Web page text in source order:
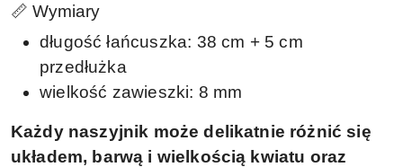
📏 Wymiary
długość łańcuszka: 38 cm + 5 cm
przedłużka
wielkość zawieszki: 8 mm
Każdy naszyjnik może delikatnie różnić się
układem, barwą i wielkością kwiatu oraz